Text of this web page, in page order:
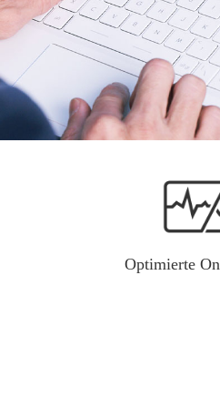
Optimierte